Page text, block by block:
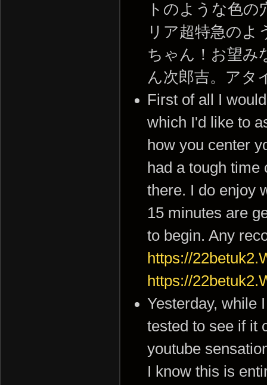
トのような色
リア超特急のよ
ちゃん！お望み
ん次郎吉。アタ
First of all I
which I'd like to
how you center
had a tough
there. I do enjoy
15 minutes are
to begin. Any
https://
https://
Yesterday, while
tested to see if it
youtube
I know this is